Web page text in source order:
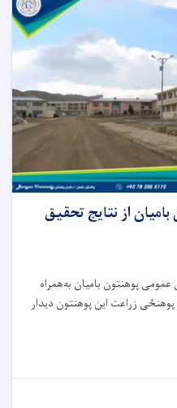
از نتایج تحقیق
پوهنتون بامیان به‌همراه
زراعت این پوهنتون دیدار